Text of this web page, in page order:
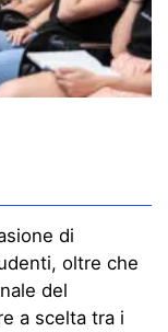
di
oltre che
del
a scelta tra i